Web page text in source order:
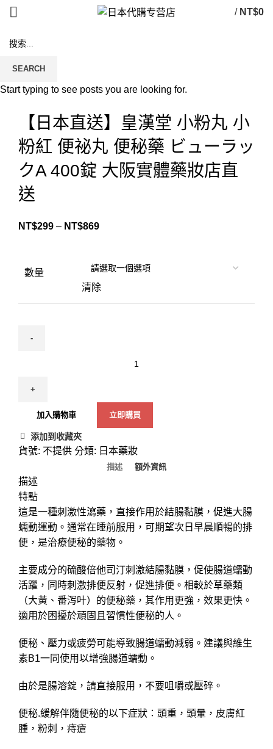
/ NT$0
【日本直送】皇漢堂 小粉丸 小
粉紅 便祕丸 便秘藥 ビューラッ
クA 400錠 大阪實體藥妝店直
送
NT$299 – NT$869
數量
清除
加入購物車 立即購買
添加到收藏夾
貨號: 不提供 分類: 日本藥妝
描述 額外資訊
描述
特點
這是一種刺激性瀉藥，直接作用於結腸黏膜，促進大腸
蠕動運動。通常在睡前服用，可期望次日早晨順暢的排
便，是治療便秘的藥物。
主要成分的硫酸倍他司汀刺激結腸黏膜，促使腸道蠕動
活躍，同時刺激排便反射，促進排便。相較於草藥類
（大黃、番泻叶）的便秘藥，其作用更強，效果更快。
適用於困擾於頑固且習慣性便秘的人。
便秘、壓力或疲勞可能導致腸道蠕動減弱。建議與維生
素B1一同使用以增強腸道蠕動。
由於是腸溶錠，請直接服用，不要咀嚼或壓碎。
便秘.緩解伴隨便秘的以下症狀：頭重，頭暈，皮膚紅
腫，粉刺，痔瘡
SEARCH
Start typing to see posts you are looking for.